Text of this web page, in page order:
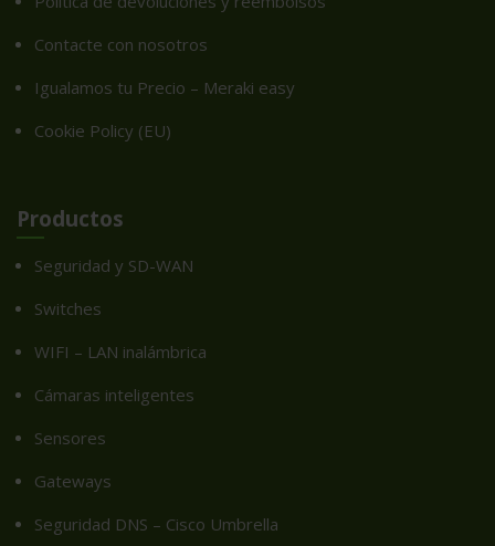
Contacte con nosotros
Igualamos tu Precio – Meraki easy
Cookie Policy (EU)
Productos
Seguridad y SD-WAN
Switches
WIFI – LAN inalámbrica
Cámaras inteligentes
Sensores
Gateways
Seguridad DNS – Cisco Umbrella